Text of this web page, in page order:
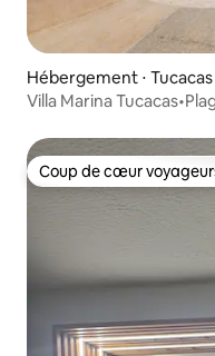
Hébergement ⋅ Tucacas
Villa Marina
Coup de cœur
Coup de cœur